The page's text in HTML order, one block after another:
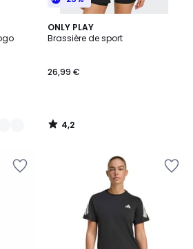
ONLY PLAY
Brassière de sport
26,99 €
4,2
/ 5
4,2
/